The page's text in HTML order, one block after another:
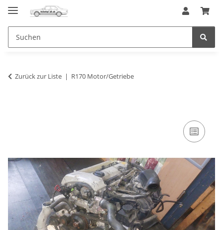
Zurück zur Liste R170 Motor/Getriebe